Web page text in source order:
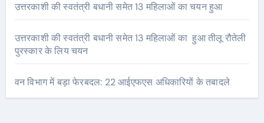
उत्तरकाशी की स्वतंत्री बधानी समेत 13 महिलाओं का चयन हुआ
उत्तरकाशी की स्वतंत्री बधानी समेत 13 महिलाओं का हुआ तीलू रौतेली
पुरस्कार के लिय चयन
वन विभाग में बड़ा फेरबदल: 22 आईएफएस अधिकारियों के तबादले